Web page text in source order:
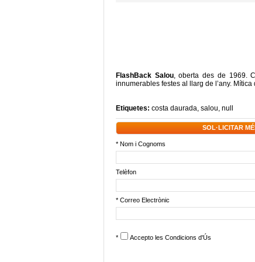
FlashBack Salou, oberta des de 1969.
innumerables festes al llarg de l’any.
Etiquetes: costa daurada, salou, null
SOL·LICITAR
* Nom i Cognoms
Telèfon
* Correo Electrònic
* Accepto les Condicions d'Ús